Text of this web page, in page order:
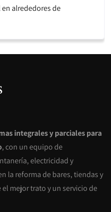
alrededores de
integrales y parciales para
, con un equipo de
electricidad y
la reforma de bares, tiendas y
mejor trato y un servicio de